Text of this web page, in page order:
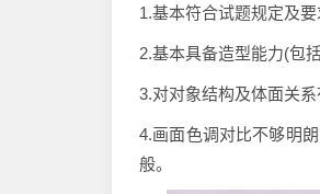
1.基本符合试题规定及要
2.基本具备造型能力(包
3.对对象结构及体面关
4.画面色调对比不够明
般。